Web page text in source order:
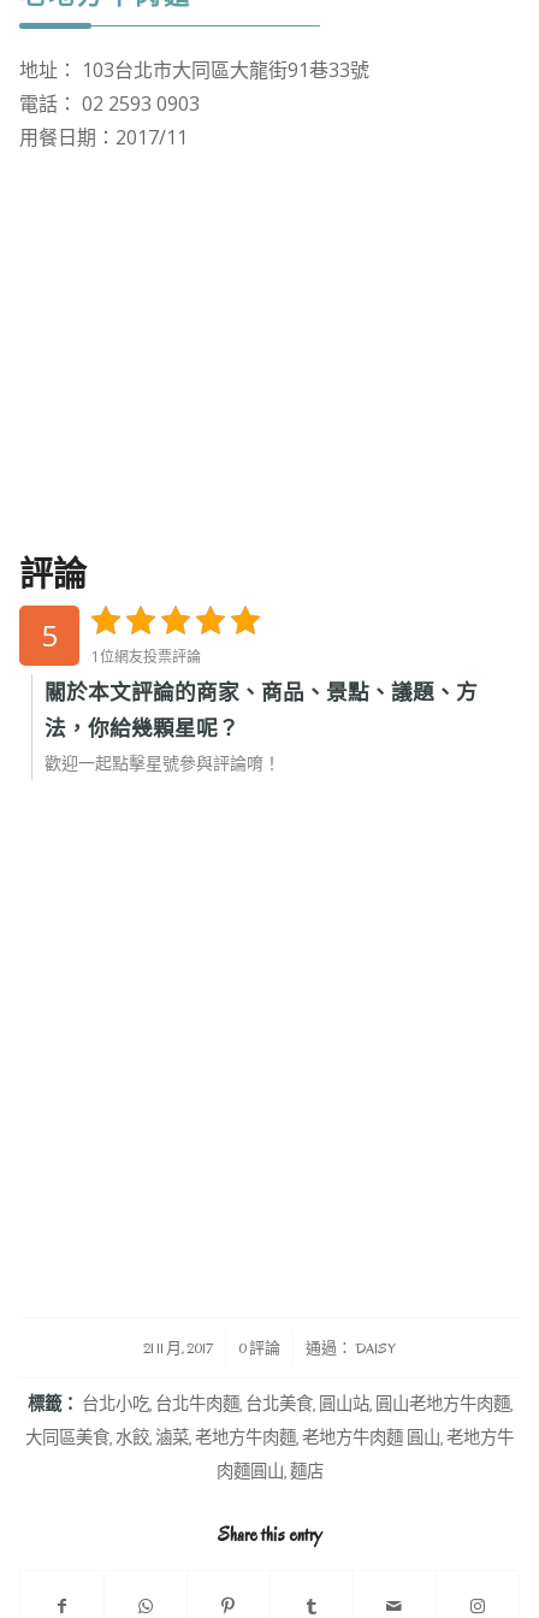
地址： 103台北市大同區大龍街91巷33號
電話： 02 2593 0903
用餐日期：2017/11
評論
5
1位網友投票評論
關於本文評論的商家、商品、景點、議題、方
法，你給幾顆星呢？
歡迎一起點擊星號參與評論唷！
21 11 月, 2017
/ 0 評論 通過： DAISY
標籤： 台北小吃, 台北牛肉麵, 台北美食, 圓山站, 圓山老地方牛肉麵,
大同區美食,水餃, 滷菜,老地方牛肉麵,老地方牛肉麵 圓山,老地方牛
肉麵圓山,麵店
Share this entry